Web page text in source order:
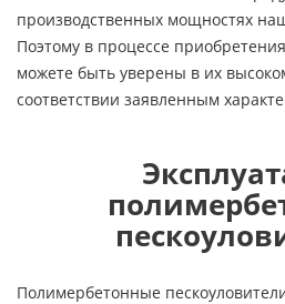
производственных мощностях
Поэтому в процессе
можете быть уверены в их
соответствии заявленным
Полимербетонные